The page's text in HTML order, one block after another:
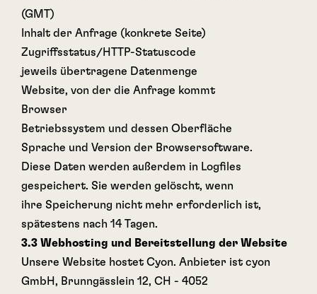
(GMT)
Inhalt der Anfrage (konkrete Seite)
Zugriffsstatus/HTTP-Statuscode
jeweils übertragene Datenmenge
Website, von der die Anfrage kommt
Browser
Betriebssystem und dessen Oberfläche
Sprache und Version der Browsersoftware.
Diese Daten werden außerdem in Logfiles
gespeichert. Sie werden gelöscht, wenn
ihre Speicherung nicht mehr erforderlich ist,
spätestens nach 14 Tagen.
3.3 Webhosting und Bereitstellung der Website
Unsere Website hostet Cyon. Anbieter ist cyon
GmbH, Brunngässlein 12, CH - 4052